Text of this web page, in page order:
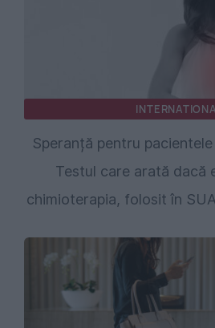
Speranță pentru
Testul care arată dacă
chimioterapia, folosit în